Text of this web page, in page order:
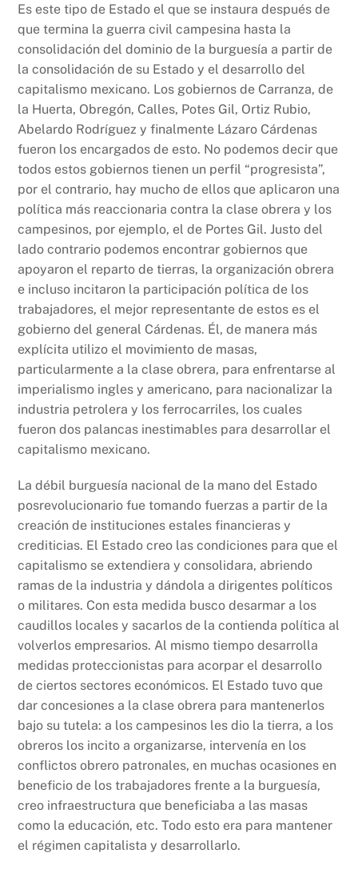
Es este tipo de Estado el que se instaura después de
que termina la guerra civil campesina hasta la
consolidación del dominio de la burguesía a partir de
la consolidación de su Estado y el desarrollo del
capitalismo mexicano. Los gobiernos de Carranza, de
la Huerta, Obregón, Calles, Potes Gil, Ortiz Rubio,
Abelardo Rodríguez y finalmente Lázaro Cárdenas
fueron los encargados de esto. No podemos decir que
todos estos gobiernos tienen un perfil “progresista”,
por el contrario, hay mucho de ellos que aplicaron una
política más reaccionaria contra la clase obrera y los
campesinos, por ejemplo, el de Portes Gil. Justo del
lado contrario podemos encontrar gobiernos que
apoyaron el reparto de tierras, la organización obrera
e incluso incitaron la participación política de los
trabajadores, el mejor representante de estos es el
gobierno del general Cárdenas. Él, de manera más
explícita utilizo el movimiento de masas,
particularmente a la clase obrera, para enfrentarse al
imperialismo ingles y americano, para nacionalizar la
industria petrolera y los ferrocarriles, los cuales
fueron dos palancas inestimables para desarrollar el
capitalismo mexicano.
La débil burguesía nacional de la mano del Estado
posrevolucionario fue tomando fuerzas a partir de la
creación de instituciones estales financieras y
crediticias. El Estado creo las condiciones para que el
capitalismo se extendiera y consolidara, abriendo
ramas de la industria y dándola a dirigentes políticos
o militares. Con esta medida busco desarmar a los
caudillos locales y sacarlos de la contienda política al
volverlos empresarios. Al mismo tiempo desarrolla
medidas proteccionistas para acorpar el desarrollo
de ciertos sectores económicos. El Estado tuvo que
dar concesiones a la clase obrera para mantenerlos
bajo su tutela: a los campesinos les dio la tierra, a los
obreros los incito a organizarse, intervenía en los
conflictos obrero patronales, en muchas ocasiones en
beneficio de los trabajadores frente a la burguesía,
creo infraestructura que beneficiaba a las masas
como la educación, etc. Todo esto era para mantener
el régimen capitalista y desarrollarlo.